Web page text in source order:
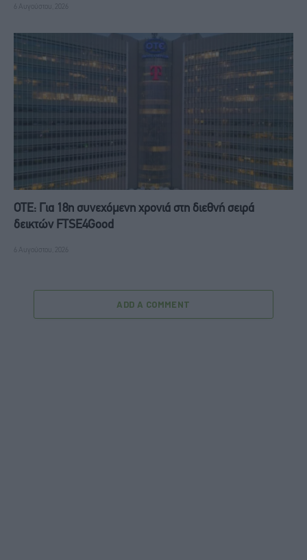
6 Αυγούστου, 2026
ΟΤΕ: Για 18η συνεχόμενη χρονιά στη διεθνή σειρά
δεικτών FTSE4Good
6 Αυγούστου, 2026
ADD A COMMENT